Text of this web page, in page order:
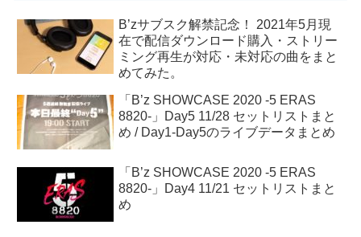
B’zサブスク解禁記念！ 2021年5月現
在で配信ダウンロード購入・ストリー
ミング再生が対応・未対応の曲をまと
めてみた。
「B’z SHOWCASE 2020 -5 ERAS
8820-」Day5 11/28 セットリストまと
め / Day1-Day5のライブデータまとめ
「B’z SHOWCASE 2020 -5 ERAS
8820-」Day4 11/21 セットリストまと
め